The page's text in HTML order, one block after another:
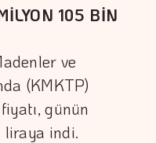
105 BİN
ve
(KMKTP)
günün
liraya indi.